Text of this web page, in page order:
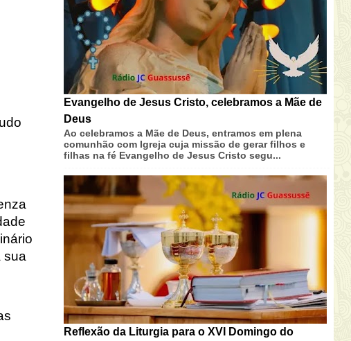
sua
Evangelho de Jesus Cristo, celebramos a Mãe de
Deus
Ao celebramos a Mãe de Deus, entramos em plena
comunhão com Igreja cuja missão de gerar filhos e
filhas na fé Evangelho de Jesus Cristo segu...
Reflexão da Liturgia para o XVI Domingo do